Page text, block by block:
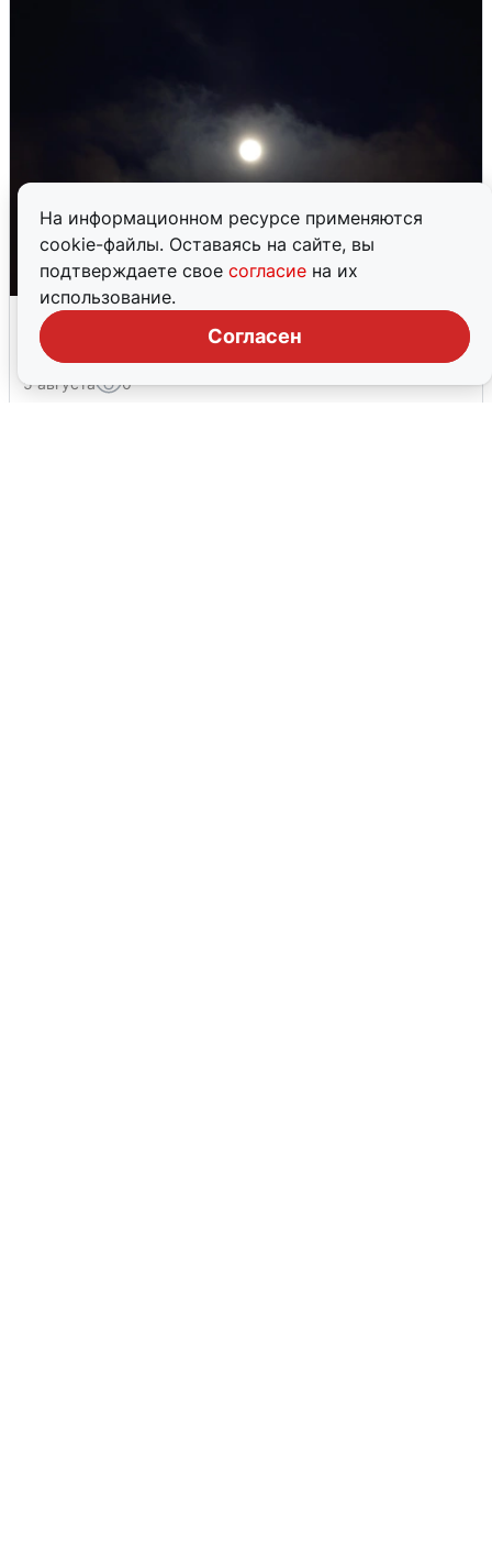
На информационном ресурсе применяются
cookie-файлы. Оставаясь на сайте, вы
подтверждаете свое согласие на их
использование.
Согласен
Взрывы в Воронеже после сигнала
тревоги
5 августа 0